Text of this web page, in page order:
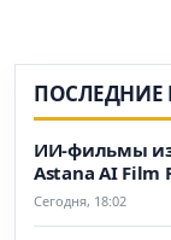
ПОСЛЕДНИЕ
ИИ-фильмы из
Astana AI Film
Сегодня, 18:02